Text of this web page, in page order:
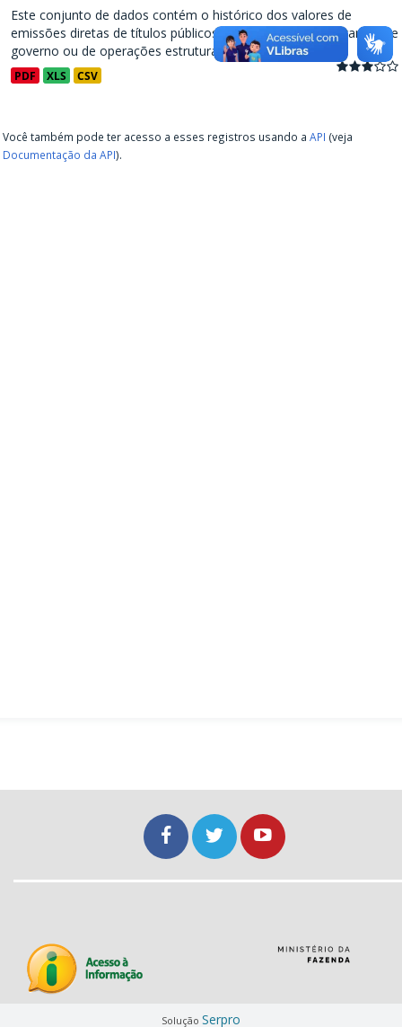
Este conjunto de dados contém o histórico dos valores de
emissões diretas de títulos públicos, decorrentes de programas de
governo ou de operações estruturadas, a partir de...
PDF XLS CSV
Você também pode ter acesso a esses registros usando a API (veja
Documentação da API).
Solução Serpro